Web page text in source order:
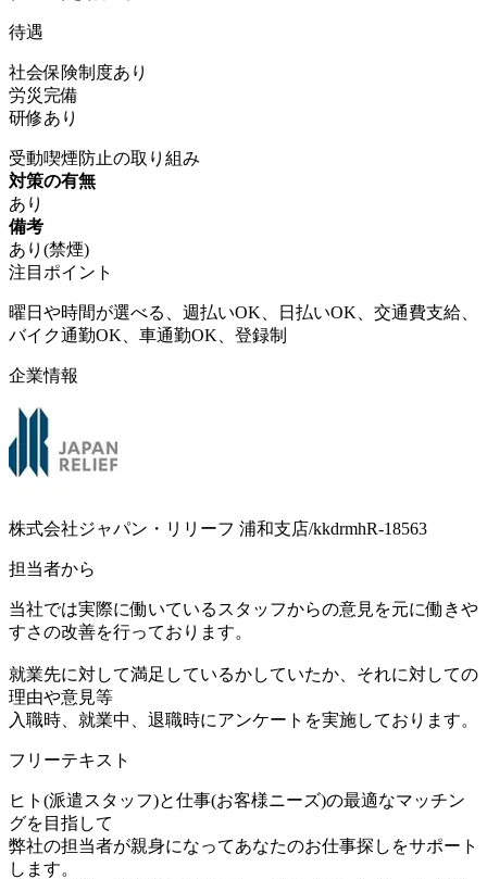
待遇
社会保険制度あり
労災完備
研修あり
受動喫煙防止の取り組み
対策の有無
あり
備考
あり(禁煙)
注目ポイント
曜日や時間が選べる、週払いOK、日払いOK、交通費支給、
バイク通勤OK、車通勤OK、登録制
企業情報
株式会社ジャパン・リリーフ 浦和支店/kkdrmhR-18563
担当者から
当社では実際に働いているスタッフからの意見を元に働きや
すさの改善を行っております。
就業先に対して満足しているかしていたか、それに対しての
理由や意見等
入職時、就業中、退職時にアンケートを実施しております。
フリーテキスト
ヒト(派遣スタッフ)と仕事(お客様ニーズ)の最適なマッチン
グを目指して
弊社の担当者が親身になってあなたのお仕事探しをサポート
します。